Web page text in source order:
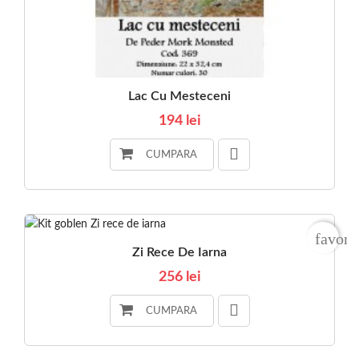
Lac Cu Mesteceni
194 lei
CUMPARA
Zi Rece De Iarna
256 lei
CUMPARA